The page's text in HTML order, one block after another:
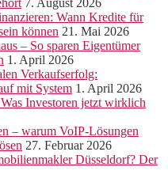
7. August 2026
Wann Kredite für
können 21. Mai 2026
– So sparen Eigentümer
1. April 2026
Verkaufserfolg:
mit System 1. April 2026
Investoren jetzt wirklich
– warum VoIP-Lösungen
27. Februar 2026
Düsseldorf? Der